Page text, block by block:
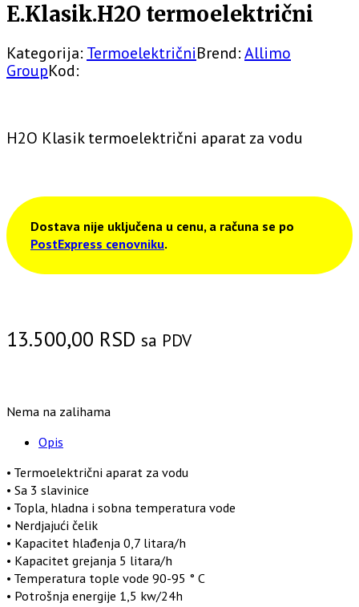
E.Klasik.H2O termoelektrični
Kategorija: TermoelektričniBrend:Allimo
GroupKod:
H2O Klasik termoelektrični aparat za vodu
Dostava nije uključena u cenu, a računa se po
PostExpress cenovniku.
13.500,00 RSD sa PDV
Nema na zalihama
Opis
• Termoelektrični aparat za vodu
• Sa 3 slavinice
• Topla, hladna i sobna temperatura vode
• Nerdjajući čelik
• Kapacitet hlađenja 0,7 litara/h
• Kapacitet grejanja 5 litara/h
• Temperatura tople vode 90-95 ° C
• Potrošnja energije 1,5 kw/24h